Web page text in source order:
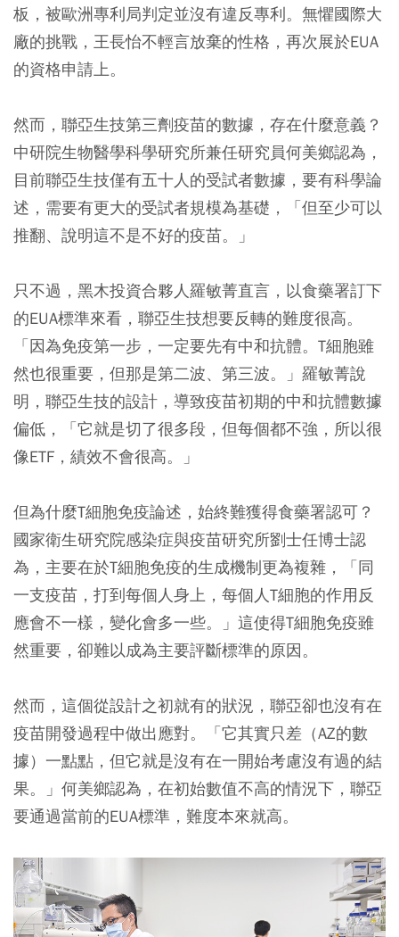
板，被歐洲專利局判定並沒有違反專利。無懼國際大
廠的挑戰，王長怡不輕言放棄的性格，再次展於EUA
的資格申請上。
然而，聯亞生技第三劑疫苗的數據，存在什麼意義？
中研院生物醫學科學研究所兼任研究員何美鄉認為，
目前聯亞生技僅有五十人的受試者數據，要有科學論
述，需要有更大的受試者規模為基礎，「但至少可以
推翻、說明這不是不好的疫苗。」
只不過，黑木投資合夥人羅敏菁直言，以食藥署訂下
的EUA標準來看，聯亞生技想要反轉的難度很高。
「因為免疫第一步，一定要先有中和抗體。T細胞雖
然也很重要，但那是第二波、第三波。」羅敏菁說
明，聯亞生技的設計，導致疫苗初期的中和抗體數據
偏低，「它就是切了很多段，但每個都不強，所以很
像ETF，績效不會很高。」
但為什麼T細胞免疫論述，始終難獲得食藥署認可？
國家衛生研究院感染症與疫苗研究所劉士任博士認
為，主要在於T細胞免疫的生成機制更為複雜，「同
一支疫苗，打到每個人身上，每個人T細胞的作用反
應會不一樣，變化會多一些。」這使得T細胞免疫雖
然重要，卻難以成為主要評斷標準的原因。
然而，這個從設計之初就有的狀況，聯亞卻也沒有在
疫苗開發過程中做出應對。「它其實只差（AZ的數
據）一點點，但它就是沒有在一開始考慮沒有過的結
果。」何美鄉認為，在初始數值不高的情況下，聯亞
要通過當前的EUA標準，難度本來就高。